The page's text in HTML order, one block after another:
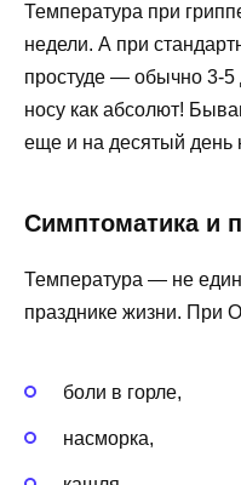
Температура при
недели. А при
простуде — обычно 3-5
носу как абсолют!
еще и на десятый день
Симптоматика и
Температура — не
празднике жизни. При
боли в горле,
насморка,